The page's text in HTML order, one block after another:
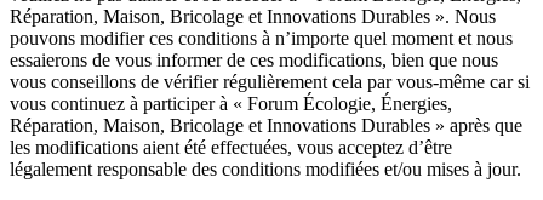
Réparation, Maison, Bricolage et Innovations Durables ». Nous
pouvons modifier ces conditions à n’importe quel moment et nous
essaierons de vous informer de ces modifications, bien que nous
vous conseillons de vérifier régulièrement cela par vous-même car si
vous continuez à participer à « Forum Écologie, Énergies,
Réparation, Maison, Bricolage et Innovations Durables » après que
les modifications aient été effectuées, vous acceptez d’être
légalement responsable des conditions modifiées et/ou mises à jour.